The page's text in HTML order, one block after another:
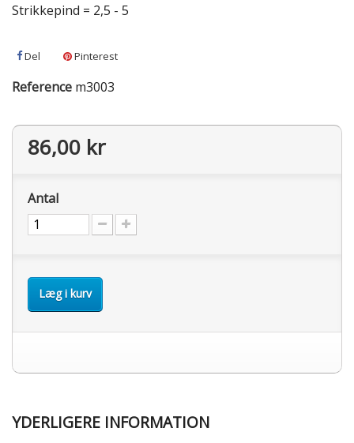
Strikkepind = 2,5 - 5
Del Pinterest
Reference m3003
86,00 kr
Antal
Læg i kurv
YDERLIGERE INFORMATION